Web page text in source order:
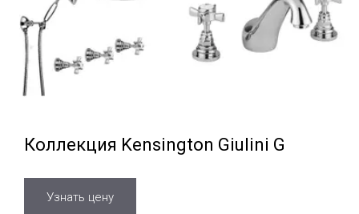
Коллекция Kensington Giulini G
Узнать цену